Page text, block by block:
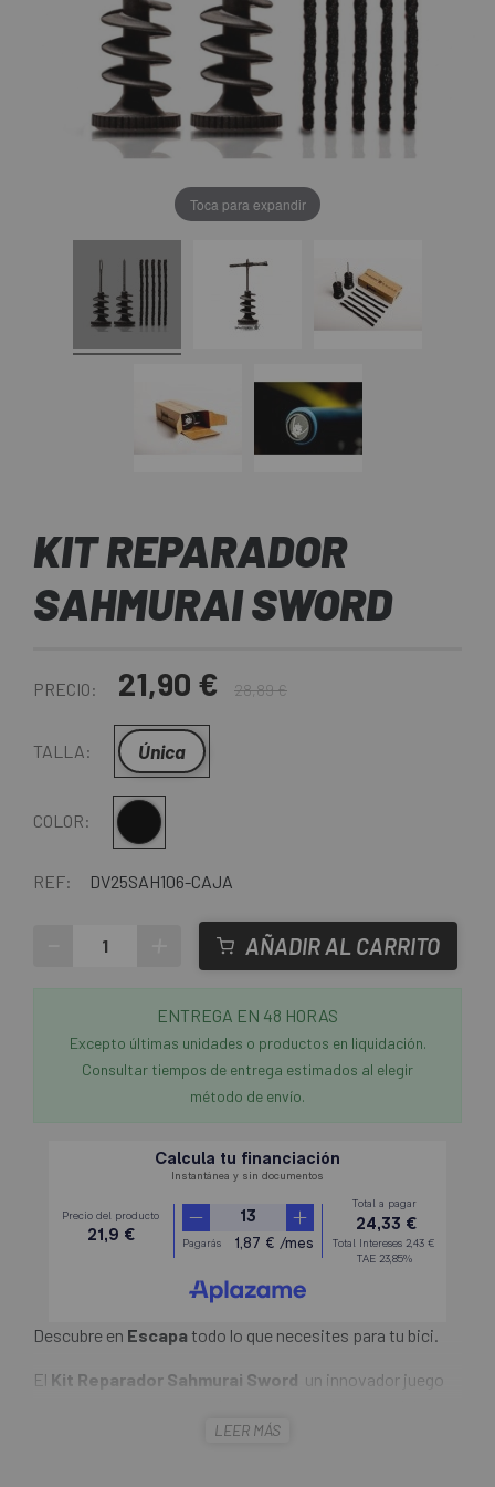
Toca para expandir
KIT REPARADOR
SAHMURAI SWORD
PRECIO: 21,90 € 28,89 €
TALLA: Única
COLOR: Negro
REF: DV25SAH106-CAJA
AÑADIR AL CARRITO
ENTREGA EN 48 HORAS
Excepto últimas unidades o productos en liquidación.
Consultar tiempos de entrega estimados al elegir
método de envío.
Descubre en Escapa todo lo que necesites para tu bici.
El Kit Reparador Sahmurai Sword un innovador juego
sin cámara de aire de forma fácil y rápida en la carretera. El
LEER MÁS